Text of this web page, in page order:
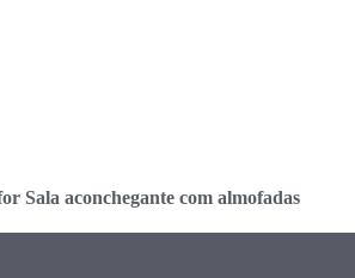
Sala aconchegante com almofadas